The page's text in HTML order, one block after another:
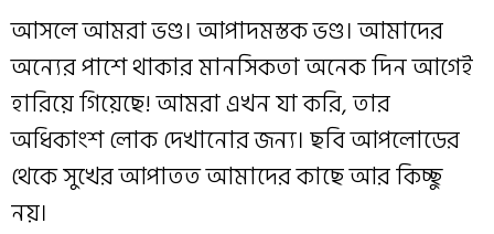
আসলে আমরা ভণ্ড। আপাদমস্তক ভণ্ড। আমাদের
অন‍্যের পাশে থাকার মানসিকতা অনেক দিন আগেই
হারিয়ে গিয়েছে! আমরা এখন যা করি, তার
অধিকাংশ লোক দেখানোর জন্য। ছবি আপলোডের
থেকে সুখের আপাতত আমাদের কাছে আর কিচ্ছু
নয়।